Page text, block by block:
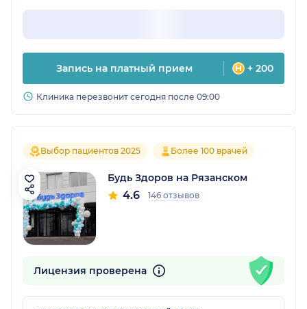
Запись на платный прием + 200
Клиника перезвонит сегодня после 09:00
Выбор пациентов 2025 Более 100 врачей
Будь Здоров на Рязанском
4.6 146 отзывов
Лицензия проверена